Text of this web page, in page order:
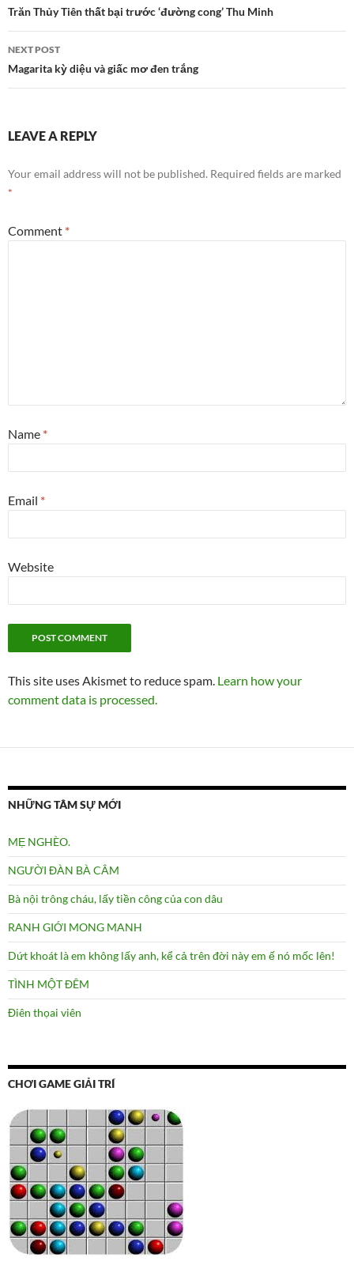
navigation
Trăn Thủy Tiên thất bại trước ‘đường cong’ Thu Minh
NEXT POST
Magarita kỳ diệu và giấc mơ đen trắng
LEAVE A REPLY
Your email address will not be published. Required fields are marked
*
Comment *
Name *
Email *
Website
This site uses Akismet to reduce spam. Learn how your
comment data is processed.
NHỮNG TÂM SỰ MỚI
MẸ NGHÈO.
NGƯỜI ĐÀN BÀ CÂM
Bà nội trông cháu, lấy tiền công của con dâu
RANH GIỚI MONG MANH
Dứt khoát là em không lấy anh, kể cả trên đời này em ế nó mốc lên!
TÌNH MỘT ĐÊM
Điên thọai viên
CHƠI GAME GIẢI TRÍ